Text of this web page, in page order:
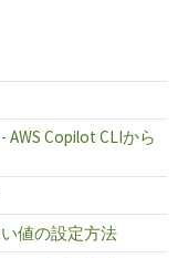
Copilot CLIから
値の設定方法